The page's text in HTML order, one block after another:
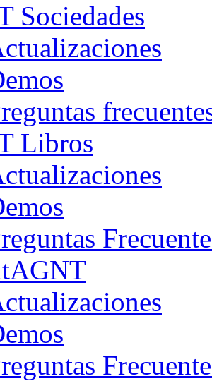
Sociedades
Libros